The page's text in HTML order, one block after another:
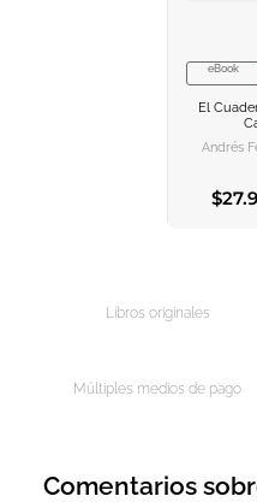
VER
eBook
El
Andrés
$27.
Libros originales
Múltiples medios de pago
Comentarios